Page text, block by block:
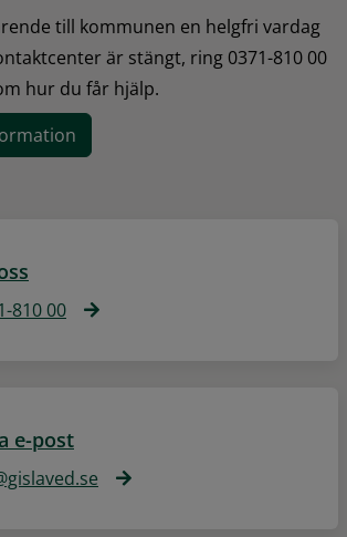
till kommunen en helgfri vardag
är stängt, ring 0371-810 00
hur du får hjälp.
810 00
e-post